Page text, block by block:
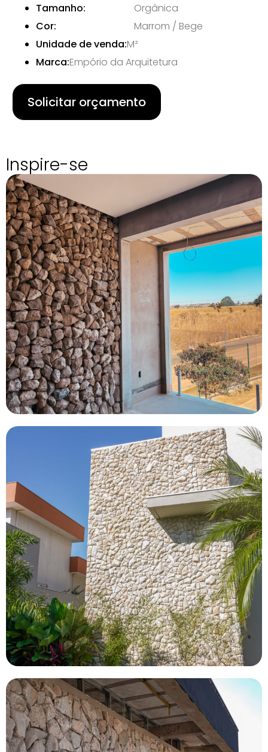
Tamanho:
Orgânica
Cor:
Marrom / Bege
Unidade de venda:M²
Marca:Empório da Arquitetura
Solicitar orçamento
Inspire-se